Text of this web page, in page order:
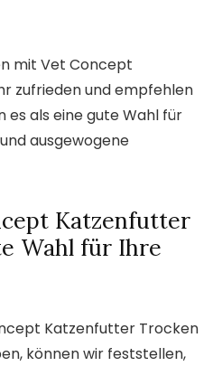
mit Vet Concept
zufrieden und empfehlen
es als eine gute Wahl für
ausgewogene
Katzenfutter
Wahl für Ihre
Katzenfutter Trocken
können wir feststellen,